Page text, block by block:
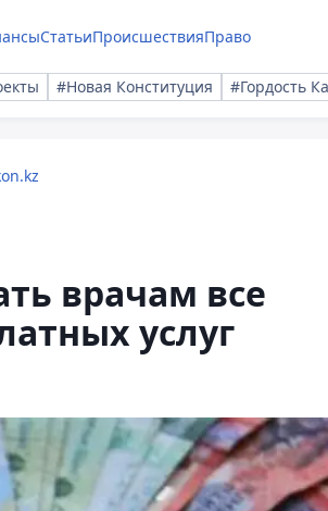
СтатьиПроисшествияПраво
#Новая Конституция #Гордость
врачам все
услуг